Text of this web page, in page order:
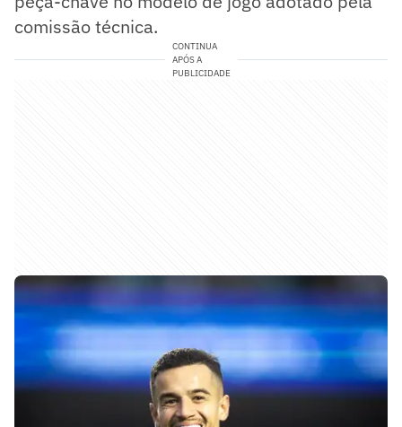
comissão técnica.
CONTINUA
APÓS A
PUBLICIDADE